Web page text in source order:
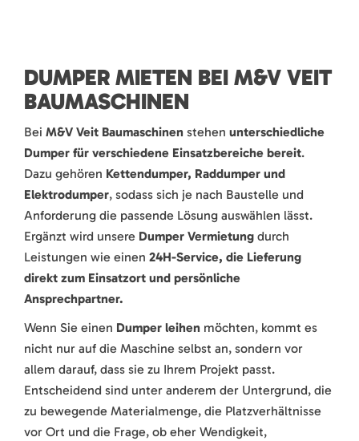
DUMPER MIETEN BEI M&V VEIT
BAUMASCHINEN
Bei M&V Veit Baumaschinen stehen unterschiedliche
Dumper für verschiedene Einsatzbereiche bereit.
Dazu gehören Kettendumper, Raddumper und
Elektrodumper, sodass sich je nach Baustelle und
Anforderung die passende Lösung auswählen lässt.
Ergänzt wird unsere Dumper Vermietung durch
Leistungen wie einen 24H-Service, die Lieferung
direkt zum Einsatzort und persönliche
Ansprechpartner.
Wenn Sie einen Dumper leihen möchten, kommt es
nicht nur auf die Maschine selbst an, sondern vor
allem darauf, dass sie zu Ihrem Projekt passt.
Entscheidend sind unter anderem der Untergrund, die
zu bewegende Materialmenge, die Platzverhältnisse
vor Ort und die Frage, ob eher Wendigkeit,